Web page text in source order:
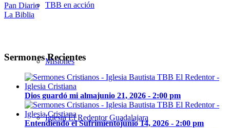
TBB en acción
Misiones
Iglesia El Redentor Guadalajara
Pan Diario
La Biblia
Sermones Recientes
Dios guardó mi almajunio 21, 2026 - 2:00 pm
Entendiendo el Sufrimientojunio 14, 2026 - 2:00 pm